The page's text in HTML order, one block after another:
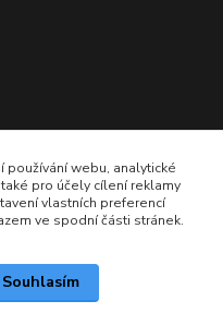
používání webu, analytické
pro účely cílení reklamy
vlastních preferencí
ve spodní části stránek.
Souhlasím